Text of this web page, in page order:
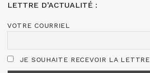
LETTRE D’ACTUALITÉ :
VOTRE COURRIEL
JE SOUHAITE RECEVOIR LA LETTRE